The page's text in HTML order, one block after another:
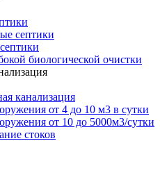
септики
биологической очистки
канализация
от 4 до 10 м3 в сутки
от 10 до 5000м3/сутки
стоков